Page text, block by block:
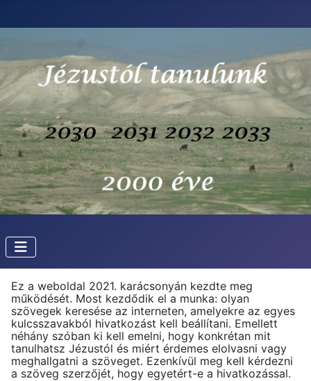
Ez a weboldal 2021. karácsonyán kezdte meg
működését. Most kezdődik el a munka: olyan
szövegek keresése az interneten, amelyekre az egyes
kulcsszavakból hivatkozást kell beállítani. Emellett
néhány szóban ki kell emelni, hogy konkrétan mit
tanulhatsz Jézustól és miért érdemes elolvasni vagy
meghallgatni a szöveget. Ezenkívül meg kell kérdezni
a szöveg szerzőjét, hogy egyetért-e a hivatkozással.